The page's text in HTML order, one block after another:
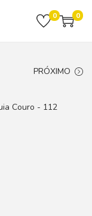
0 0
PRÓXIMO